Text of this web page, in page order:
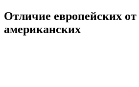
Отличие европейских от
американских